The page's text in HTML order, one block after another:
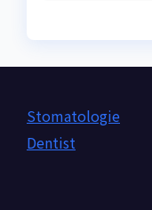
Stomatologie
Dentist